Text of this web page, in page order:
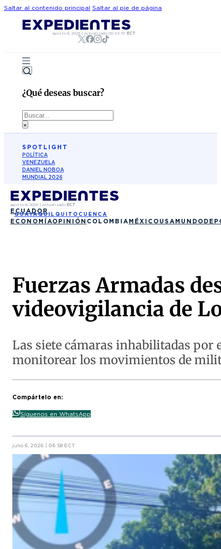
Saltar al contenido principal Saltar al pie de página
agosto 8, 2026| Actualizado 09:43:57 ECT
¿Qué deseas buscar?
Buscar
×
SPOTLIGHT
POLÍTICA
VENEZUELA
DANIEL NOBOA
MUNDIAL 2026
agosto 8, 2026| Actualizado ECT
ECUADOR
GUAYAQUIL QUITO CUENCA
ECONOMÍAOPINIÓN COLOMBIA MÉXICO USA MUNDO
Fuerzas Armadas
videovigilancia de
Las siete cámaras inhabilitadas
monitorear los movimientos de
Compártelo en:
Síguenos en WhatsApp
julio 6, 2026 | 06:58 ECT